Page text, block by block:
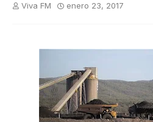
Viva FM enero 23, 2017